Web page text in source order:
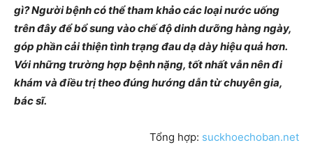
gì? Người bệnh có thể tham khảo các loại nước uống
trên đây để bổ sung vào chế độ dinh dưỡng hàng ngày,
góp phần cải thiện tình trạng đau dạ dày hiệu quả hơn.
Với những trường hợp bệnh nặng, tốt nhất vẫn nên đi
khám và điều trị theo đúng hướng dẫn từ chuyên gia,
bác sĩ.
Tổng hợp: suckhoechoban.net